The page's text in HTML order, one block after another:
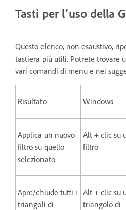
Tasti per l’uso della
Questo elenco, non esaustivo,
tastiera più utili. Potrete trovare
vari comandi di menu e nei
Risultato Windows
Applica un nuovo
filtro su quello
selezionato
Alt + clic su
filtro
Apre/chiude tutti i
triangoli di
Alt + clic su
triangolo di